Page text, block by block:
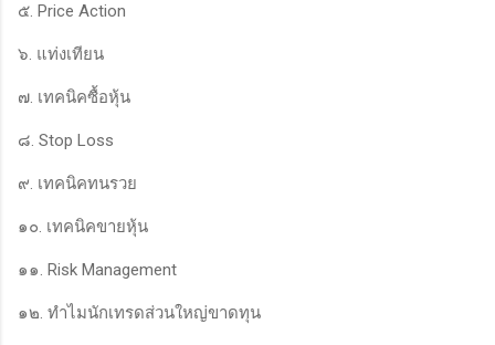
๕. Price Action
๖. แท่งเทียน
๗. เทคนิคซื้อหุ้น
๘. Stop Loss
๙. เทคนิคทนรวย
๑๐. เทคนิคขายหุ้น
๑๑. Risk Management
๑๒. ทำไมนักเทรดส่วนใหญ่ขาดทุน